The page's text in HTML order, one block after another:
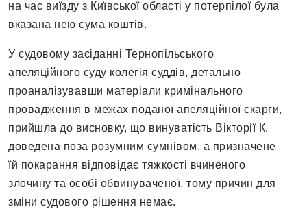
на час виїзду з Київської області у потерпілої була
вказана нею сума коштів.
У судовому засіданні Тернопільського
апеляційного суду колегія суддів, детально
проаналізувавши матеріали кримінального
провадження в межах поданої апеляційної скарги,
прийшла до висновку, що винуватість Вікторії К.
доведена поза розумним сумнівом, а призначене
їй покарання відповідає тяжкості вчиненого
злочину та особі обвинуваченої, тому причин для
зміни судового рішення немає.